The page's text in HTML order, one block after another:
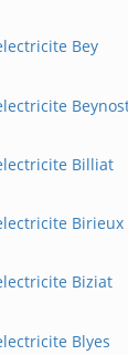
Bey
Billiat
Birieux
Biziat
Blyes